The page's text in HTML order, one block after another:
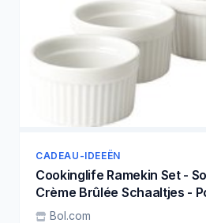
CADEAU-IDEEËN
Cookinglife Ramekin Set -
Crème Brûlée Schaaltjes -
Vaatwasserbestendig - Ø 9
Bol.com